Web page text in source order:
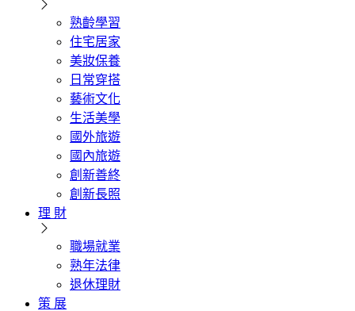
熟齡學習
住宅居家
美妝保養
日常穿搭
藝術文化
生活美學
國外旅遊
國內旅遊
創新善終
創新長照
理 財
職場就業
熟年法律
退休理財
策 展